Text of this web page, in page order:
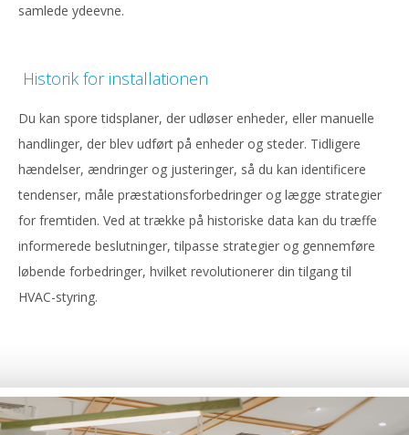
samlede ydeevne.
Historik for installationen
Du kan spore tidsplaner, der udløser enheder, eller manuelle
handlinger, der blev udført på enheder og steder. Tidligere
hændelser, ændringer og justeringer, så du kan identificere
tendenser, måle præstationsforbedringer og lægge strategier
for fremtiden. Ved at trække på historiske data kan du træffe
informerede beslutninger, tilpasse strategier og gennemføre
løbende forbedringer, hvilket revolutionerer din tilgang til
HVAC-styring.